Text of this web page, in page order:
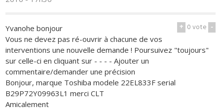
+ 0vote -
Yvanohe bonjour
Vous ne devez pas ré-ouvrir à chacune de vos
interventions une nouvelle demande ! Poursuivez "toujours"
sur celle-ci en cliquant sur - - - - Ajouter un
commentaire/demander une précision
Bonjour, marque Toshiba modele 22EL833F serial
B29P72Y09963L1 merci CLT
Amicalement